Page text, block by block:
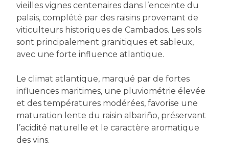
vieilles vignes centenaires dans l’enceinte du
palais, complété par des raisins provenant de
viticulteurs historiques de Cambados. Les sols
sont principalement granitiques et sableux,
avec une forte influence atlantique.
Le climat atlantique, marqué par de fortes
influences maritimes, une pluviométrie élevée
et des températures modérées, favorise une
maturation lente du raisin albariño, préservant
l’acidité naturelle et le caractère aromatique
des vins.